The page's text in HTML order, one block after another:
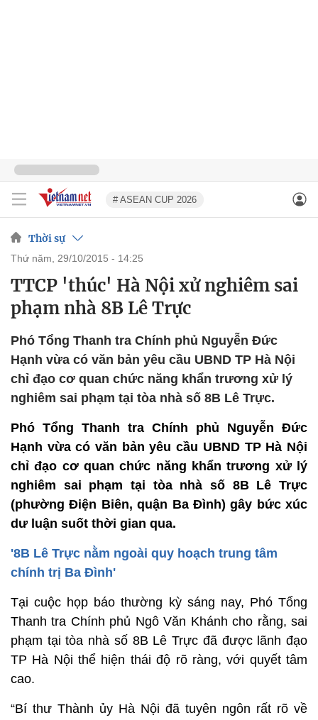
# ASEAN CUP 2026
Thời sự
thứ năm, 29/10/2015 - 14:25
TTCP 'thúc' Hà Nội xử nghiêm sai
phạm nhà 8B Lê Trực
Phó Tổng Thanh tra Chính phủ Nguyễn Đức
Hạnh vừa có văn bản yêu cầu UBND TP Hà Nội
chỉ đạo cơ quan chức năng khẩn trương xử lý
nghiêm sai phạm tại tòa nhà số 8B Lê Trực.
Phó Tổng Thanh tra Chính phủ Nguyễn Đức
Hạnh vừa có văn bản yêu cầu UBND TP Hà Nội
chỉ đạo cơ quan chức năng khẩn trương xử lý
nghiêm sai phạm tại tòa nhà số 8B Lê Trực
(phường Điện Biên, quận Ba Đình) gây bức xúc
dư luận suốt thời gian qua.
'8B Lê Trực nằm ngoài quy hoạch trung tâm
chính trị Ba Đình'
Tại cuộc họp báo thường kỳ sáng nay, Phó Tổng
Thanh tra Chính phủ Ngô Văn Khánh cho rằng, sai
phạm tại tòa nhà số 8B Lê Trực đã được lãnh đạo
TP Hà Nội thể hiện thái độ rõ ràng, với quyết tâm
cao.
“Bí thư Thành ủy Hà Nội đã tuyên ngôn rất rõ về